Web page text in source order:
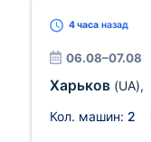
4 часа назад
06.08–07.08
Харьков (UA),
Кол. машин: 2